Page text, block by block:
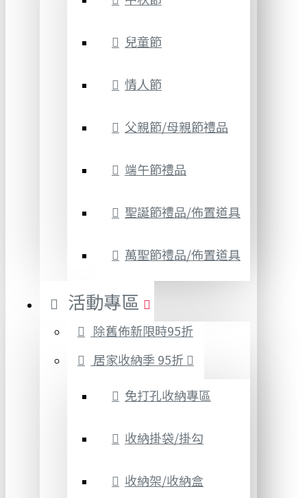
兒童節
情人節
父親節/母親節禮品
端午節禮品
聖誕節禮品/佈置道具
萬聖節禮品/佈置道具
活動專區
除舊佈新限時95折
居家收納季 95折
免打孔收納專區
收納掛袋/掛勾
收納架/收納盒